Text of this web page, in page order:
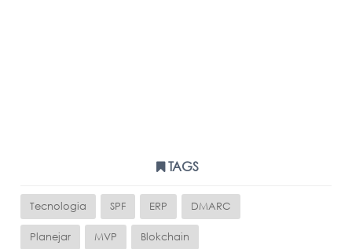
TAGS
Tecnologia SPF ERP DMARC
Planejar MVP Blokchain